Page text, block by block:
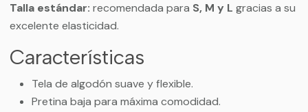
Talla estándar: recomendada para S, M y L gracias a su
excelente elasticidad.
Características
Tela de algodón suave y flexible.
Pretina baja para máxima comodidad.